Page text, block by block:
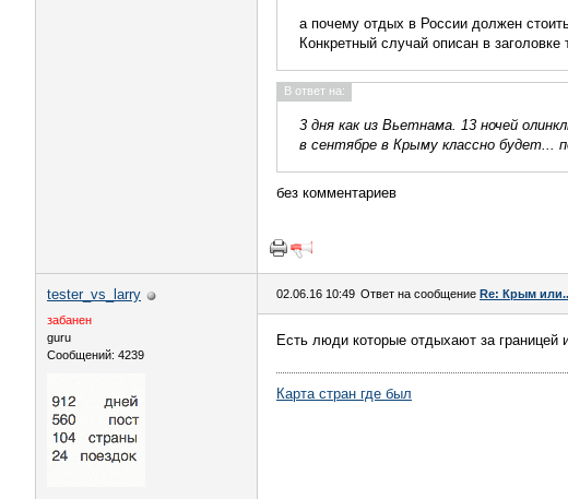
а почему отдых в России должен
Конкретный случай описан в заголовке
В ответ на:
3 дня как из Вьетнама. 13 ночей
в сентябре в Крыму классно будет...
без комментариев
tester_vs_larry
забанен
guru
Сообщений: 4239
02.06.16 10:49 Ответ на сообщение Re: Крым
Есть люди которые отдыхают за границей
Карта стран где был